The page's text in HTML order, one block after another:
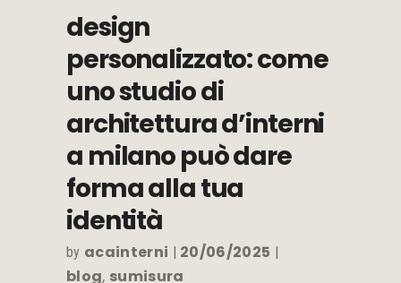
design
personalizzato: come
uno studio di
architettura d’interni
a milano può dare
forma alla tua
identità
by acainterni
20/06/2025
blog, sumisura